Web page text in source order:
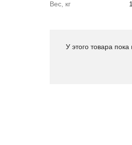
Вес, кг
У этого товара